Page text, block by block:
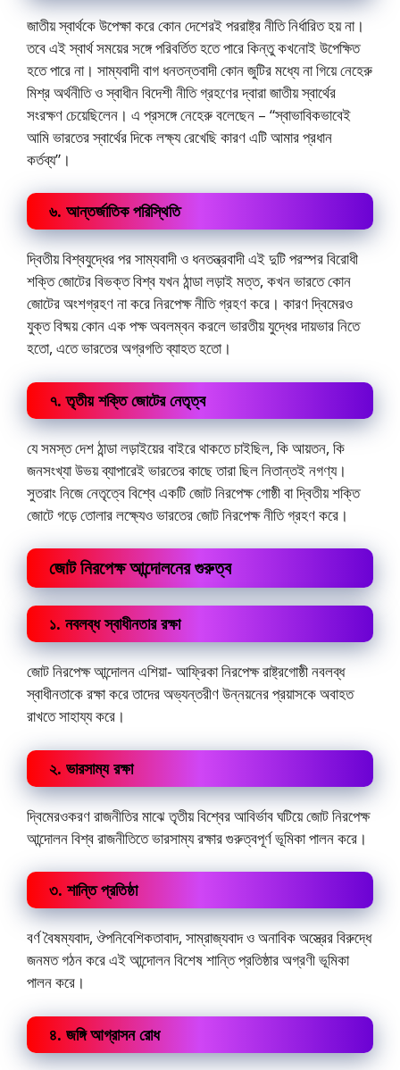
জাতীয় স্বার্থকে উপেক্ষা করে কোন দেশেরই পররাষ্ট্র নীতি নির্ধারিত হয় না।
তবে এই স্বার্থ সময়ের সঙ্গে পরিবর্তিত হতে পারে কিন্তু কখনোই উপেক্ষিত
হতে পারে না। সাম্যবাদী বাগ ধনতন্তবাদী কোন জুটির মধ্যে না গিয়ে নেহেরু
মিশ্র অর্থনীতি ও স্বাধীন বিদেশী নীতি গ্রহণের দ্বারা জাতীয় স্বার্থের
সংরক্ষণ চেয়েছিলেন। এ প্রসঙ্গে নেহেরু বলেছেন – “স্বাভাবিকভাবেই
আমি ভারতের স্বার্থের দিকে লক্ষ্য রেখেছি কারণ এটি আমার প্রধান
কর্তব্য”।
৬. আন্তর্জাতিক পরিস্থিতি
দ্বিতীয় বিশ্বযুদ্ধের পর সাম্যবাদী ও ধনতন্ত্রবাদী এই দুটি পরস্পর বিরোধী
শক্তি জোটের বিভক্ত বিশ্ব যখন ঠান্ডা লড়াই মত্ত, কখন ভারতে কোন
জোটের অংশগ্রহণ না করে নিরপেক্ষ নীতি গ্রহণ করে। কারণ দ্বিমেরও
যুক্ত বিষ্ময় কোন এক পক্ষ অবলম্বন করলে ভারতীয় যুদ্ধের দায়ভার নিতে
হতো, এতে ভারতের অগ্রগতি ব্যাহত হতো।
৭. তৃতীয় শক্তি জোটের নেতৃত্ব
যে সমস্ত দেশ ঠান্ডা লড়াইয়ের বাইরে থাকতে চাইছিল, কি আয়তন, কি
জনসংখ্যা উভয় ব্যাপারেই ভারতের কাছে তারা ছিল নিতান্তই নগণ্য।
সুতরাং নিজে নেতৃত্বে বিশ্বে একটি জোট নিরপেক্ষ গোষ্ঠী বা দ্বিতীয় শক্তি
জোটে গড়ে তোলার লক্ষ্যেও ভারতের জোট নিরপেক্ষ নীতি গ্রহণ করে।
জোট নিরপেক্ষ আন্দোলনের গুরুত্ব
১. নবলব্ধ স্বাধীনতার রক্ষা
জোট নিরপেক্ষ আন্দোলন এশিয়া- আফ্রিকা নিরপেক্ষ রাষ্ট্রগোষ্ঠী নবলব্ধ
স্বাধীনতাকে রক্ষা করে তাদের অভ্যন্তরীণ উন্নয়নের প্রয়াসকে অবাহত
রাখতে সাহায্য করে।
২. ভারসাম্য রক্ষা
দ্বিমেরওকরণ রাজনীতির মাঝে তৃতীয় বিশ্বের আবির্ভাব ঘটিয়ে জোট নিরপেক্ষ
আন্দোলন বিশ্ব রাজনীতিতে ভারসাম্য রক্ষার গুরুত্বপূর্ণ ভূমিকা পালন করে।
৩. শান্তি প্রতিষ্ঠা
বর্ণ বৈষম্যবাদ, ঔপনিবেশিকতাবাদ, সাম্রাজ্যবাদ ও অনাবিক অস্ত্রের বিরুদ্ধে
জনমত গঠন করে এই আন্দোলন বিশেষ শান্তি প্রতিষ্ঠার অগ্রণী ভূমিকা
পালন করে।
৪. জঙ্গি আগ্রাসন রোধ